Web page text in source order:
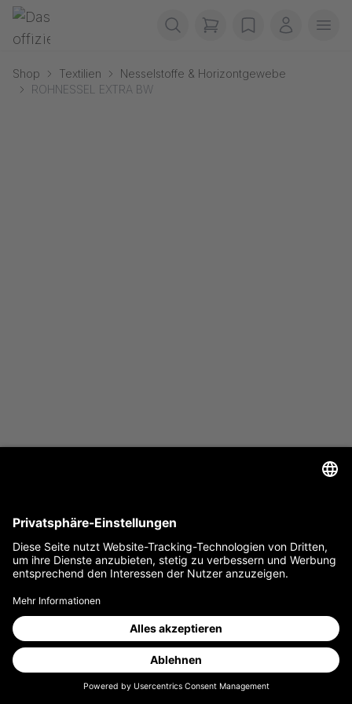
Navigation überspringen
Gerriets
items in cart, view
wishlistMein
Shop Textilien
Nesselstoffe & Horizontgewebe
ROHNESSEL EXTRA BW